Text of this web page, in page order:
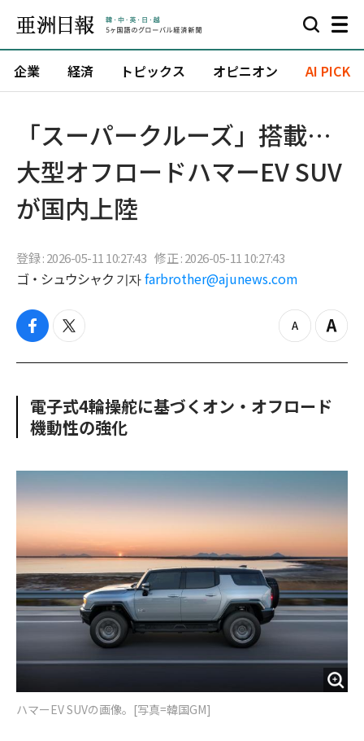
企業 経済 トピックス オピニオン AI PICK
「スーパークルーズ」搭載…
大型オフロードハマーEV SUV
が国内上陸
登録 : 2026-05-11 10:27:43 修正 : 2026-05-11 10:27:43
ゴ・シュウシャク 기자 farbrother@ajunews.com
f
c
o
o
k
t
i
e
r
z
o
u
Z
o
電子式4輪操舵に基づくオン・オフロード
機動性の強化
ハマーEV SUVの画像。[写真=韓国GM]